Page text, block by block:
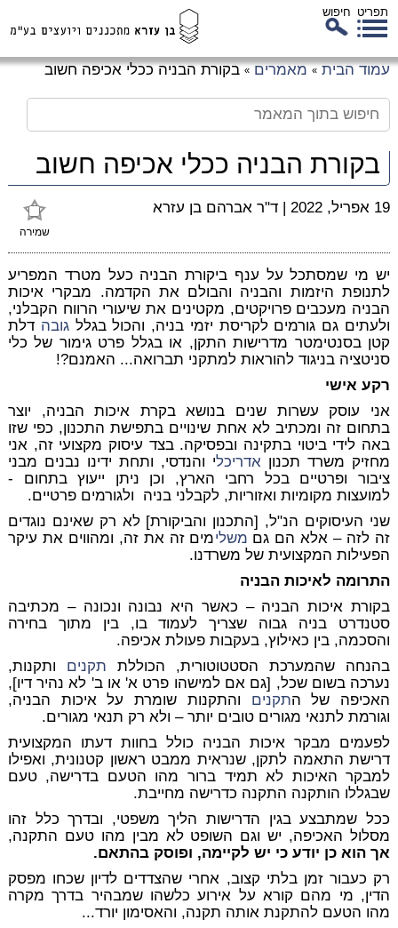
תפריט חיפוש
עמוד הבית » מאמרים » בקורת הבניה ככלי אכיפה חשוב
בקורת הבניה ככלי אכיפה חשוב
שמירה
19 אפריל, 2022 | ד"ר אברהם בן עזרא
יש מי שמסתכל על ענף ביקורת הבניה כעל מטרד המפריע
לתנופת היזמות והבניה והבולם את הקדמה. מבקרי איכות
הבניה מעכבים פרויקטים, מקטינים את שיעורי הרווח הקבלני,
ולעתים גם גורמים לקריסת יזמי בניה, והכול בגללגובה דלת
קטן בסנטימטר מדרישות התקן, או בגלל פרט גימור של כלי
סניטציה בניגוד להוראות למתקני תברואה... האמנם?!
רקע אישי
אני עוסק עשרות שנים בנושא בקרת איכות הבניה, יוצר
בתחום זה ומכתיב לא אחת שינויים בתפישת התכנון, כפי שזו
באה לידי ביטוי בתקינה ובפסיקה. בצד עיסוק מקצועי זה, אני
מחזיק משרד תכנון אדריכלי והנדסי, ותחת ידינו נבנים מבני
ציבור ופרטיים בכל רחבי הארץ, וכן ניתן ייעוץ בתחום -
למועצות מקומיות ואזוריות, לקבלני בניה ולגורמים פרטיים.
שני העיסוקים הנ"ל, [התכנון והביקורת] לא רק שאינם נוגדים
זה לזה – אלא הם גם משלימים זה את זה, ומהווים את עיקר
הפעילות המקצועית של משרדנו.
התרומה לאיכות הבניה
בקורת איכות הבניה – כאשר היא נבונה ונכונה – מכתיבה
סטנדרט בניה גבוה שצריך לעמוד בו, בין מתוך בחירה
והסכמה, בין כאילוץ, בעקבות פעולת אכיפה.
בהנחה שהמערכת הסטטוטורית, הכוללת תקנים ותקנות,
נערכה בשום שכל, [גם אם למישהו פרט א' או ב' לא נהיר דיו],
האכיפה של התקנים והתקנות שומרת על איכות הבניה,
וגורמת לתנאי מגורים טובים יותר – ולא רק תנאי מגורים.
לפעמים מבקר איכות הבניה כולל בחוות דעתו המקצועית
דרישת התאמה לתקן, שנראית ממבט ראשון קטנונית, ואפילו
למבקר האיכות לא תמיד ברור מהו הטעם בדרישה, טעם
שבגללו הותקנה התקנה כדרישה מחייבת.
ככל שמתבצע בגין הדרישות הליך משפטי, ובדרך כלל זהו
מסלול האכיפה, יש וגם השופט לא מבין מהו טעם התקנה,
אך הוא כן יודע כי יש לקיימה, ופוסק בהתאם.
רק כעבור זמן בלתי קצוב, אחרי שהצדדים לדיון שכחו מפסק
הדין, מי מהם קורא על אירוע כלשהו שמבהיר בדרך מקרה
מהו הטעם להתקנת אותה תקנה, והאסימון יורד...